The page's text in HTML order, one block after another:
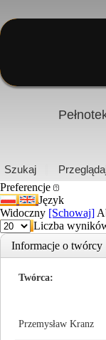
Szukaj
Preferencje
Język
Widoczny [Schowaj]
Liczba
Informacje o twórcy
Twórca
Przemysław Kranz